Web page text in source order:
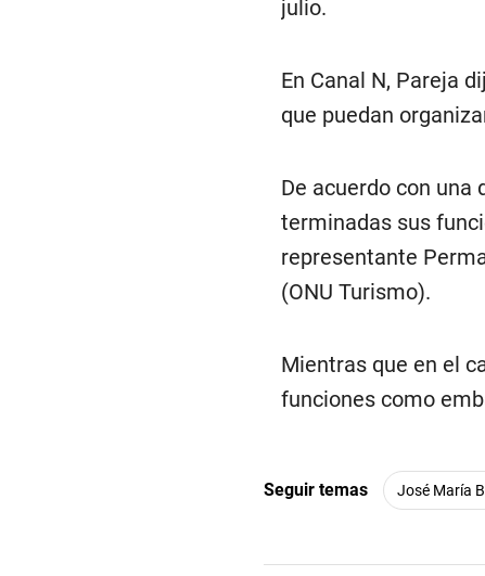
julio.
En Canal N, Pareja
que puedan
De acuerdo con una
terminadas sus
representante
(ONU Turismo).
Mientras que en el
funciones como
Seguir temas José María